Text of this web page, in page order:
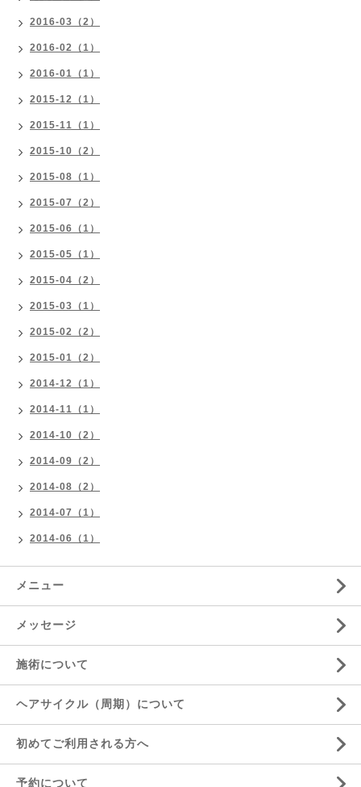
2016-03（2）
2016-02（1）
2016-01（1）
2015-12（1）
2015-11（1）
2015-10（2）
2015-08（1）
2015-07（2）
2015-06（1）
2015-05（1）
2015-04（2）
2015-03（1）
2015-02（2）
2015-01（2）
2014-12（1）
2014-11（1）
2014-10（2）
2014-09（2）
2014-08（2）
2014-07（1）
2014-06（1）
メニュー
メッセージ
施術について
ヘアサイクル（周期）について
初めてご利用される方へ
予約について